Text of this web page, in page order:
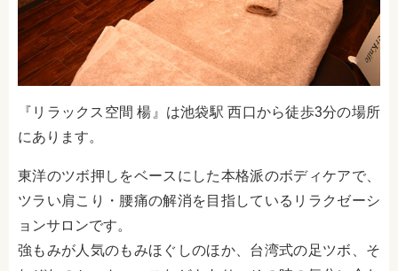
『リラックス空間 楊』は池袋駅 西口から徒歩3分の場所
にあります。
東洋のツボ押しをベースにした本格派のボディケアで、
ツラい肩こり・腰痛の解消を目指しているリラクゼーシ
ョンサロンです。
強もみが人気のもみほぐしのほか、台湾式の足ツボ、そ